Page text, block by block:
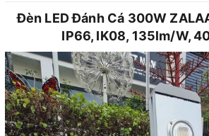
Đèn LED Đánh Cá 300W
IP66, IK08, 135lm/W,